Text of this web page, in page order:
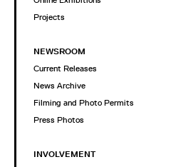
Projects
NEWSROOM
Current Releases
News Archive
Filming and Photo Permits
Press Photos
INVOLVEMENT